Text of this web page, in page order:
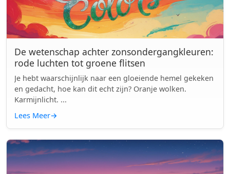
De wetenschap achter zonsondergangkleuren:
rode luchten tot groene flitsen
Je hebt waarschijnlijk naar een gloeiende hemel gekeken
en gedacht, hoe kan dit echt zijn? Oranje wolken.
Karmijnlicht. ...
Lees Meer→